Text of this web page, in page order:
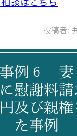
談はこちら
投稿者:
例６ 妻
慰謝料
及び親
た事例